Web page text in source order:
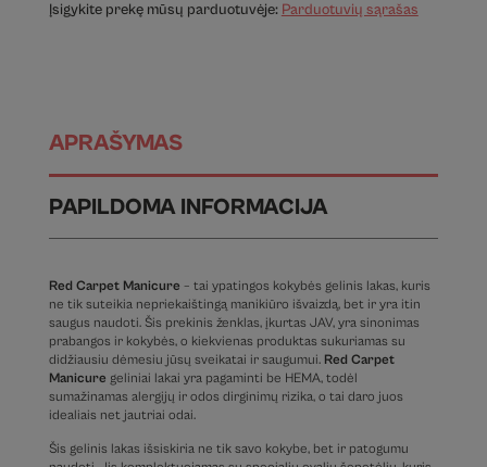
Įsigykite prekę mūsų parduotuvėje: Parduotuvių sąrašas
APRAŠYMAS
PAPILDOMA INFORMACIJA
Red Carpet Manicure – tai ypatingos kokybės gelinis lakas, kuris
ne tik suteikia nepriekaištingą manikiūro išvaizdą, bet ir yra itin
saugus naudoti. Šis prekinis ženklas, įkurtas JAV, yra sinonimas
prabangos ir kokybės, o kiekvienas produktas sukuriamas su
didžiausiu dėmesiu jūsų sveikatai ir saugumui. Red Carpet
Manicure geliniai lakai yra pagaminti be HEMA, todėl
sumažinamas alergijų ir odos dirginimų rizika, o tai daro juos
idealiais net jautriai odai.
Šis gelinis lakas išsiskiria ne tik savo kokybe, bet ir patogumu